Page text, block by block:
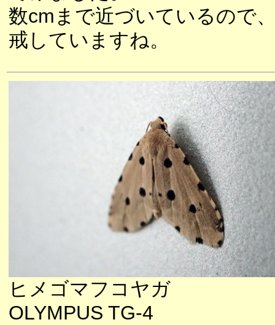
数cmまで近づいているので
戒していますね。
ヒメゴマフコヤガ
OLYMPUS TG-4